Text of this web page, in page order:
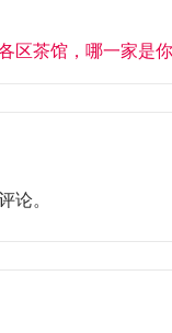
区茶馆，哪一家是
论。